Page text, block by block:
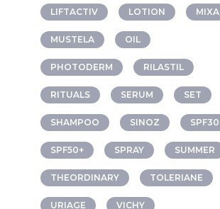
LIFTACTIV LOTION MIXA
MUSTELA OIL
PHOTODERM RILASTIL
RITUALS SERUM SET
SHAMPOO SINOZ SPF30
SPF50+ SPRAY SUMMER
THEORDINARY TOLERIANE
URIAGE VICHY